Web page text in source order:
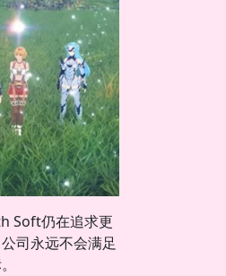
Soft仍在追求更
司永远不会满足